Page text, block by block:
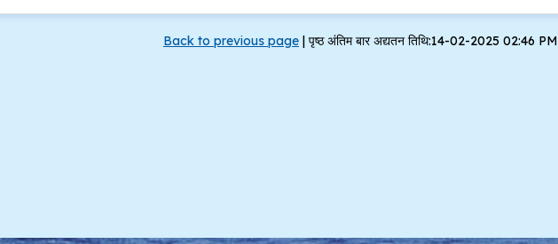
Back to previous page पृष्ठ अंतिम बार अद्यतन तिथि:14-02-2025 02:46 PM